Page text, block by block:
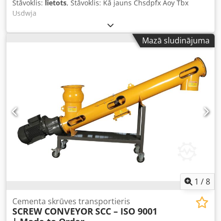
Stāvoklis: lietots, Stāvoklis: Kā jauns Chsdpfx Aoy Tbx
Usdwja
Mazā sludinājuma
1 /8
Cementa skrūves transportieris
SCREW CONVEYORSCC – ISO 9001